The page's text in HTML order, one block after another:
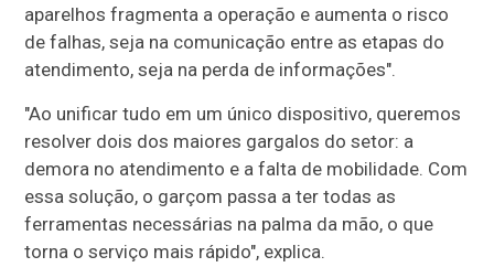
aparelhos fragmenta a operação e aumenta o risco
de falhas, seja na comunicação entre as etapas do
atendimento, seja na perda de informações".
"Ao unificar tudo em um único dispositivo, queremos
resolver dois dos maiores gargalos do setor: a
demora no atendimento e a falta de mobilidade. Com
essa solução, o garçom passa a ter todas as
ferramentas necessárias na palma da mão, o que
torna o serviço mais rápido", explica.